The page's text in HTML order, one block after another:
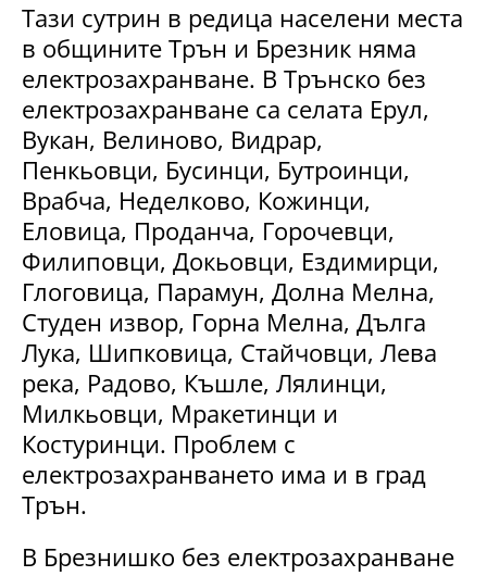
Тази сутрин в редица населени места
в общините Трън и Брезник няма
електрозахранване. В Трънско без
електрозахранване са селата Ерул,
Вукан, Велиново, Видрар,
Пенкьовци, Бусинци, Бутроинци,
Врабча, Неделково, Кожинци,
Еловица, Проданча, Горочевци,
Филиповци, Докьовци, Ездимирци,
Глоговица, Парамун, Долна Мелна,
Студен извор, Горна Мелна, Дълга
Лука, Шипковица, Стайчовци, Лева
река, Радово, Къшле, Лялинци,
Милкьовци, Мракетинци и
Костуринци. Проблем с
електрозахранването има и в град
Трън.
В Брезнишко без електрозахранване